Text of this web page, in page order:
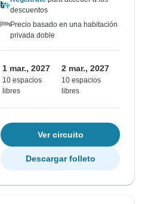
descuentos
Precio basado en una habitación
privada doble
1 mar., 2027
10 espacios
libres
2 mar., 2027
10 espacios
libres
Ver circuito
Descargar folleto